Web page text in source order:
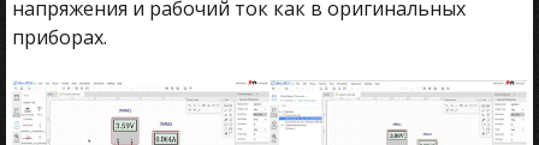
напряжения и рабочий ток как в оригинальных
приборах.